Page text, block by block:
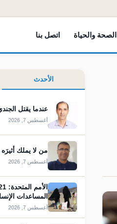
الصحة والحياة اتصل بنا
الأحدث
عندما يقتل
أغسطس 7, 2026
من لا يملك
أغسطس 7, 2026
المساعدات
أغسطس 7, 2026